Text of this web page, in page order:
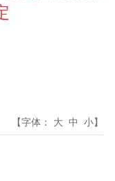
【字体： 大 中 小】